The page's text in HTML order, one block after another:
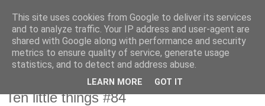
dimanche 8 octobre 2017
Ten little things #84
This site uses cookies from Google to deliver its services
and to analyze traffic. Your IP address and user-agent are
shared with Google along with performance and security
metrics to ensure quality of service, generate usage
statistics, and to detect and address abuse.
LEARN MORE GOT IT